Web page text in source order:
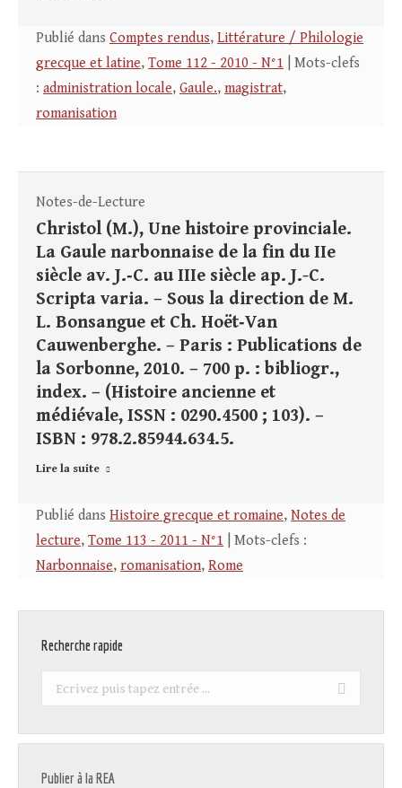
Publié dans Comptes rendus, Littérature / Philologie
grecque et latine, Tome 112 - 2010 - N°1 | Mots-clefs
: administration locale, Gaule., magistrat,
romanisation
Notes-de-Lecture
Christol (M.), Une histoire provinciale.
La Gaule narbonnaise de la fin du IIe
siècle av. J.‑C. au IIIe siècle ap. J.-C.
Scripta varia. – Sous la direction de M.
L. Bonsangue et Ch. Hoët‑Van
Cauwenberghe. – Paris : Publications de
la Sorbonne, 2010. – 700 p. : bibliogr.,
index. – (Histoire ancienne et
médiévale, ISSN : 0290.4500 ; 103). –
ISBN : 978.2.85944.634.5.
Lire la suite
Publié dans Histoire grecque et romaine, Notes de
lecture, Tome 113 - 2011 - N°1 | Mots-clefs :
Narbonnaise, romanisation, Rome
Recherche rapide
Recherche
Publier à la REA